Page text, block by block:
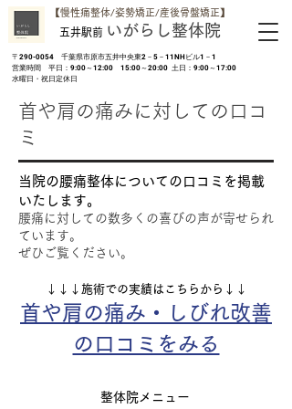
​【慢性痛整体/姿勢矯正/産後骨盤矯正】
五井駅前 いがらし整体院
​〒290-0054 千葉県市原市五井中央東2－5－11NHビル1－1
営業時間 平日：9:00～12:00 15:00～20:00 土日：9:00～17:00
​水曜日・祝日定休日
​首や肩の痛みに対しての口コ
ミ
​当院の腰痛整体についての口コミを掲載
いたします。
腰痛に対しての数多くの喜びの声が寄せられ
ています。
​ぜひご覧ください。
​↓↓↓施術での実績はこちらから↓↓
​首や肩の痛み・しびれ改善
の口コミをみる
整体院メニュー